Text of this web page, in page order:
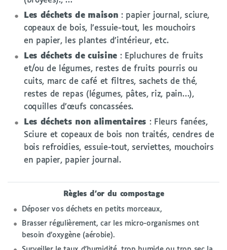
Les déchets de maison : papier journal, sciure,
copeaux de bois, l’essuie-tout, les mouchoirs
en papier, les plantes d’intérieur, etc.
Les déchets de cuisine: Epluchures de fruits
et/ou de légumes, restes de fruits pourris ou
cuits, marc de café et filtres, sachets de thé,
restes de repas (légumes, pâtes, riz, pain…),
coquilles d’œufs concassées.
Les déchets non alimentaires : Fleurs fanées,
Sciure et copeaux de bois non traités, cendres de
bois refroidies, essuie-tout, serviettes, mouchoirs
en papier, papier journal.
Règles d'or du compostage
Déposer vos déchets en petits morceaux,
Brasser régulièrement, car les micro-organismes ont
besoin d’oxygène (aérobie).